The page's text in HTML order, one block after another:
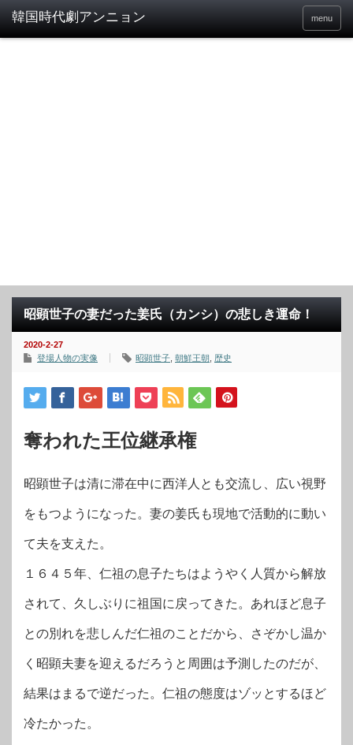
menu
昭顕世子の妻だった姜氏（カンシ）の悲しき運命！
2020-2-27
登場人物の実像
昭顕世子 朝鮮王朝 歴史
奪われた王位継承権
昭顕世子は清に滞在中に西洋人とも交流し、広い視野
をもつようになった。妻の姜氏も現地で活動的に動い
て夫を支えた。
１６４５年、仁祖の息子たちはようやく人質から解放
されて、久しぶりに祖国に戻ってきた。あれほど息子
との別れを悲しんだ仁祖のことだから、さぞかし温か
く昭顕夫妻を迎えるだろうと周囲は予測したのだが、
結果はまるで逆だった。仁祖の態度はゾッとするほど
冷たかった。